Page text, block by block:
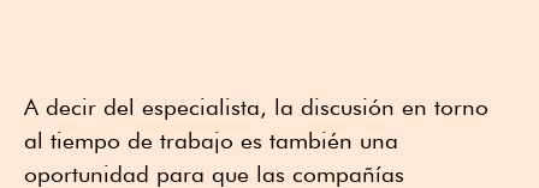
A decir del especialista, la discusión en torno
al tiempo de trabajo es también una
oportunidad para que las compañías